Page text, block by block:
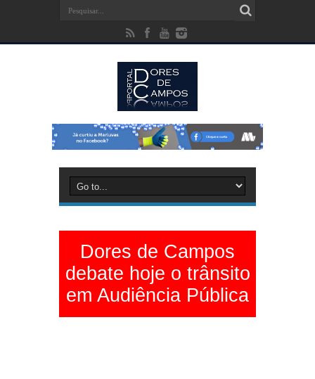
Dores de Campos
debate hoje o trânsito
em Audiência Pública